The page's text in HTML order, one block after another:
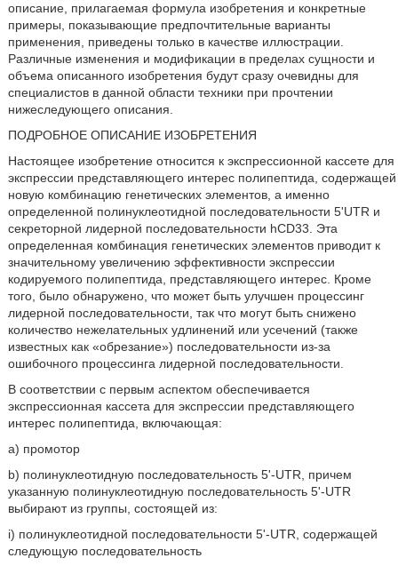
описание, прилагаемая формула изобретения и конкретные
примеры, показывающие предпочтительные варианты
применения, приведены только в качестве иллюстрации.
Различные изменения и модификации в пределах сущности и
объема описанного изобретения будут сразу очевидны для
специалистов в данной области техники при прочтении
нижеследующего описания.
ПОДРОБНОЕ ОПИСАНИЕ ИЗОБРЕТЕНИЯ
Настоящее изобретение относится к экспрессионной кассете для
экспрессии представляющего интерес полипептида, содержащей
новую комбинацию генетических элементов, а именно
определенной полинуклеотидной последовательности 5'UTR и
секреторной лидерной последовательности hCD33. Эта
определенная комбинация генетических элементов приводит к
значительному увеличению эффективности экспрессии
кодируемого полипептида, представляющего интерес. Кроме
того, было обнаружено, что может быть улучшен процессинг
лидерной последовательности, так что могут быть снижено
количество нежелательных удлинений или усечений (также
известных как «обрезание») последовательности из-за
ошибочного процессинга лидерной последовательности.
В соответствии с первым аспектом обеспечивается
экспрессионная кассета для экспрессии представляющего
интерес полипептида, включающая:
а) промотор
b) полинуклеотидную последовательность 5'-UTR, причем
указанную полинуклеотидную последовательность 5'-UTR
выбирают из группы, состоящей из:
i) полинуклеотидной последовательности 5'-UTR, содержащей
следующую последовательность